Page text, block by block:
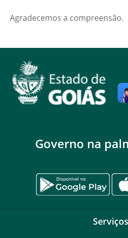
Agradecemos a compreensão.
Governo na
Serviços